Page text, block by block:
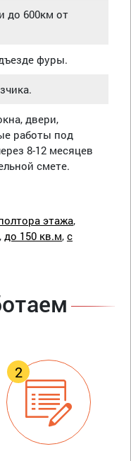
до 600км от
фуры.
двери,
работы под
8-12 месяцев
смете.
этажа,
, до 150 кв.м, с